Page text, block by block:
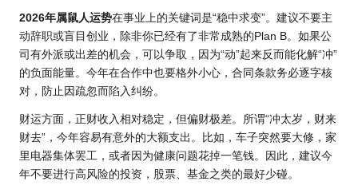
2026年属鼠人运势在事业上的关键词是“稳中求变”。建议不要主
动辞职或盲目创业，除非你已经有了非常成熟的Plan B。如果公
司有外派或出差的机会，可以争取，因为“动”起来反而能化解“冲”
的负面能量。今年在合作中也要格外小心，合同条款务必逐字核
对，防止因疏忽而陷入纠纷。
财运方面，正财收入相对稳定，但偏财极差。所谓“冲太岁，财来
财去”，今年容易有意外的大额支出。比如，车子突然要大修，家
里电器集体罢工，或者因为健康问题花掉一笔钱。因此，建议今
年不要进行高风险的投资，股票、基金之类的最好少碰。